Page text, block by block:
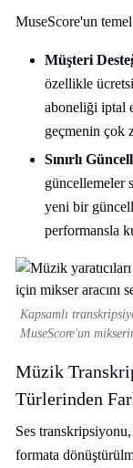
MuseScore'un
Müşteri
özellikle
aboneliği iptal
geçmenin çok
Sınırlı
güncellemeler
yeni bir
performansla
Kapsamlı
MuseScore'un
Müzik
Türlerinden
Ses
formata